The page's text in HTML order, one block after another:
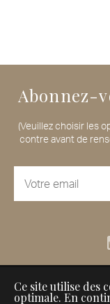
Abonnez-
(Veuillez choisir les
contre avant de
À propos Nos
Ce site utilise des
optimale. En